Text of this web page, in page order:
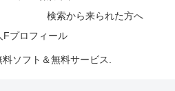
検索から来られた方へ
Fプロフィール
ソフト＆無料サービス.